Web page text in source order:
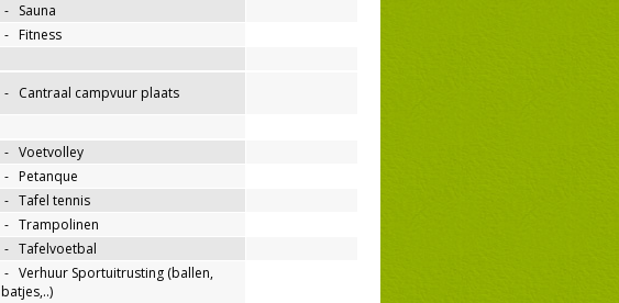
- Sauna
- Fitness
- Cantraal campvuur plaats
- Voetvolley
- Petanque
- Tafel tennis
- Trampolinen
- Tafelvoetbal
- Verhuur Sportuitrusting (ballen,
batjes,..)